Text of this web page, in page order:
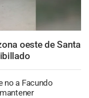
oeste de Santa
no a Facundo